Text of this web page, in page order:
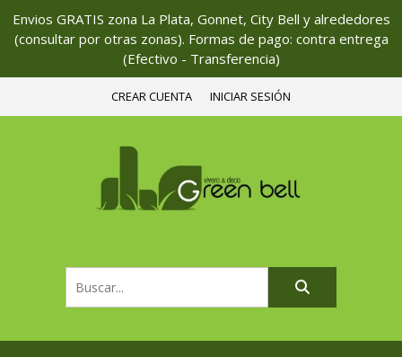
Envios GRATIS zona La Plata, Gonnet, City Bell y alrededores
(consultar por otras zonas). Formas de pago: contra entrega
(Efectivo - Transferencia)
CREAR CUENTA INICIAR SESIÓN